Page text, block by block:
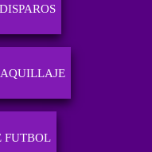
FUTBOL